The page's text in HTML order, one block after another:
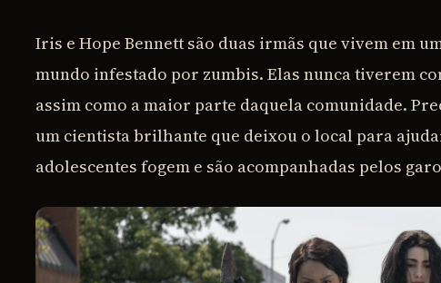
Iris e Hope Bennett são duas irmãs que vivem em
mundo infestado por zumbis. Elas nunca tiverem
assim como a maior parte daquela comunidade.
um cientista brilhante que deixou o local para
adolescentes fogem e são acompanhadas pelos